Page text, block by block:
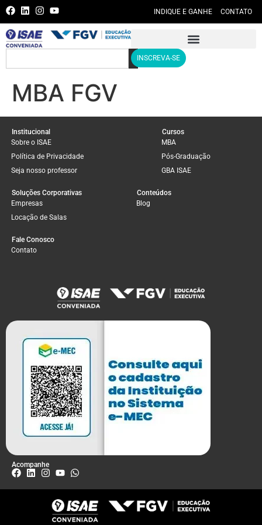
INDIQUE E GANHE CONTATO
INSCREVA-SE
MBA FGV
Institucional
Sobre o ISAE
Política de Privacidade
Seja nosso professor
Cursos
MBA
Pós-Graduação
GBA ISAE
Soluções Corporativas
Empresas
Locação de Salas
Conteúdos
Blog
Fale Conosco
Contato
Acompanhe